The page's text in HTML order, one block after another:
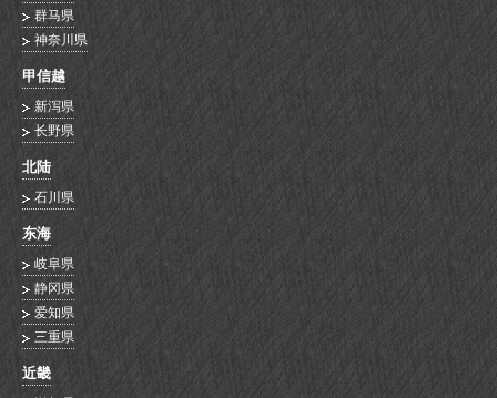
群马県
神奈川県
甲信越
新泻県
长野県
北陆
石川県
东海
岐阜県
静冈県
爱知県
三重県
近畿